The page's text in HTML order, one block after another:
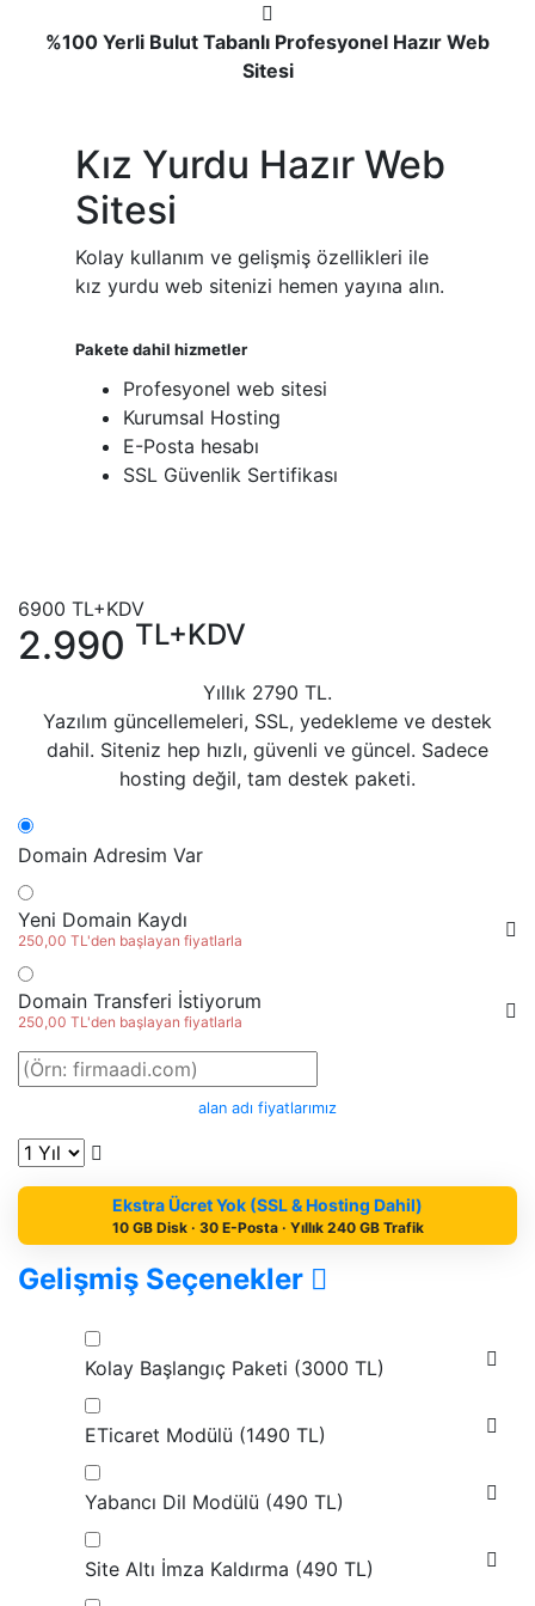
%100 Yerli Bulut Tabanlı Profesyonel Hazır Web
Sitesi
Kız Yurdu Hazır Web
Sitesi
Kolay kullanım ve gelişmiş özellikleri ile
kız yurdu web sitenizi hemen yayına alın.
Pakete dahil hizmetler
Profesyonel web sitesi
Kurumsal Hosting
E-Posta hesabı
SSL Güvenlik Sertifikası
6900 TL+KDV
2.990 TL+KDV
Yıllık 2790 TL.
Yazılım güncellemeleri, SSL, yedekleme ve destek
dahil. Siteniz hep hızlı, güvenli ve güncel. Sadece
hosting değil, tam destek paketi.
Domain Adresim Var
Yeni Domain Kaydı
250,00 TL'den başlayan fiyatlarla
Domain Transferi İstiyorum
250,00 TL'den başlayan fiyatlarla
alan adı fiyatlarımız
Ekstra Ücret Yok (SSL & Hosting Dahil)
10 GB Disk · 30 E-Posta · Yıllık 240 GB Trafik
Gelişmiş Seçenekler
Kolay Başlangıç Paketi (3000 TL)
ETicaret Modülü (1490 TL)
Yabancı Dil Modülü (490 TL)
Site Altı İmza Kaldırma (490 TL)